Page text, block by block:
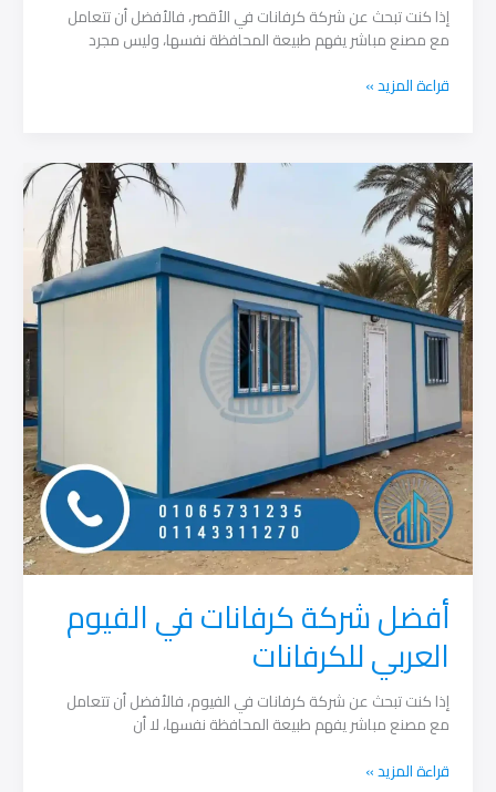
إذا كنت تبحث عن شركة كرفانات في الأقصر، فالأفضل أن تتعامل
مع مصنع مباشر يفهم طبيعة المحافظة نفسها، وليس مجرد
أفضل
الأقصر
العربي
للكرفانات
قراءة المزيد »
أفضل شركة كرفانات في الفيوم
العربي للكرفانات
إذا كنت تبحث عن شركة كرفانات في الفيوم، فالأفضل أن تتعامل
مع مصنع مباشر يفهم طبيعة المحافظة نفسها، لا أن
أفضل
قراءة المزيد »